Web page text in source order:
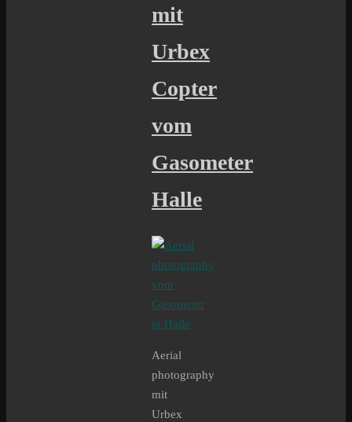
mit
Urbex
Copter
vom
Gasometer
Halle
Aerial
photography
mit
Urbex